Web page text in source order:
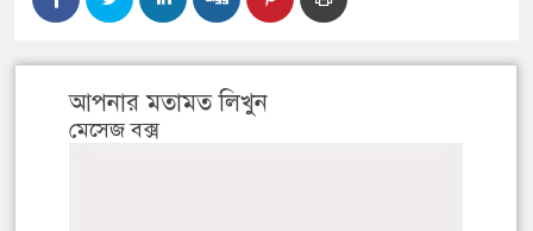
আপনার মতামত লিখুন
মেসেজ বক্স